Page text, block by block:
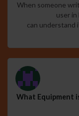
When someone
user
can understand
What Equipment